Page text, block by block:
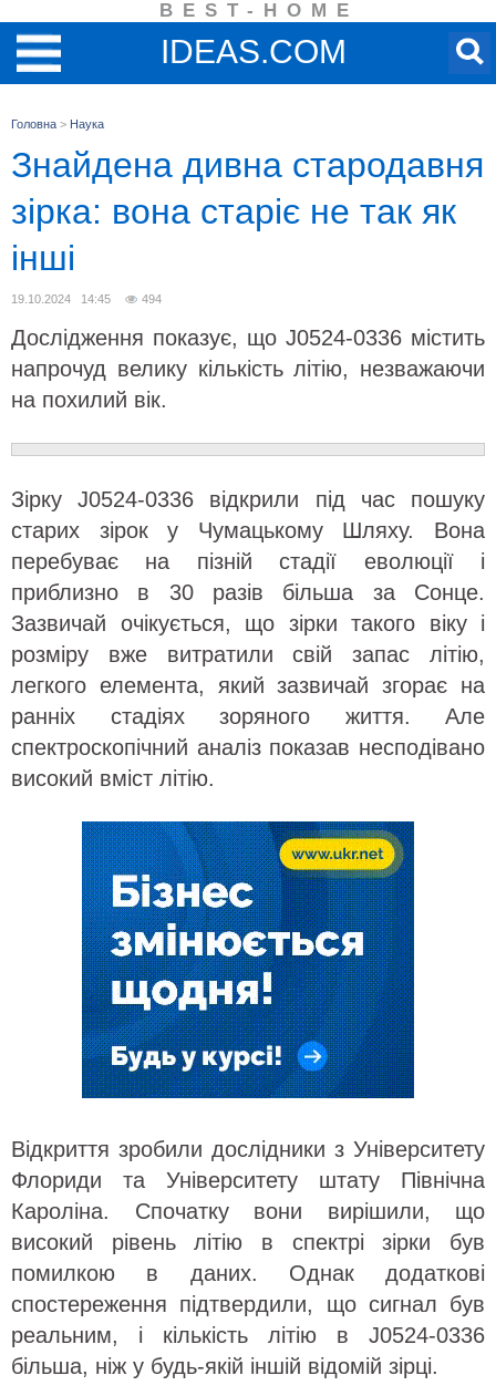
BEST-HOME
IDEAS.COM
Головна > Наука
Знайдена дивна стародавня
зірка: вона старіє не так як
інші
19.10.2024 14:45 494
Дослідження показує, що J0524-0336 містить
напрочуд велику кількість літію, незважаючи
на похилий вік.
Зірку J0524-0336 відкрили під час пошуку
старих зірок у Чумацькому Шляху. Вона
перебуває на пізній стадії еволюції і
приблизно в 30 разів більша за Сонце.
Зазвичай очікується, що зірки такого віку і
розміру вже витратили свій запас літію,
легкого елемента, який зазвичай згорає на
ранніх стадіях зоряного життя. Але
спектроскопічний аналіз показав несподівано
високий вміст літію.
Відкриття зробили дослідники з Університету
Флориди та Університету штату Північна
Кароліна. Спочатку вони вирішили, що
високий рівень літію в спектрі зірки був
помилкою в даних. Однак додаткові
спостереження підтвердили, що сигнал був
реальним, і кількість літію в J0524-0336
більша, ніж у будь-якій іншій відомій зірці.